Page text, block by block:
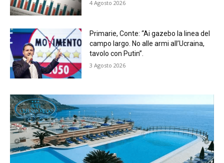
4 Agosto 2026
Primarie, Conte: “Ai gazebo la linea del
campo largo. No alle armi all’Ucraina,
tavolo con Putin”.
3 Agosto 2026